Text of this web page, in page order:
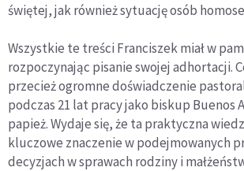
świętej, jak również sytuację osób
Wszystkie te treści Franciszek miał w
rozpoczynając pisanie swojej adhortacji.
przecież ogromne doświadczenie
podczas 21 lat pracy jako biskup Buenos
papież. Wydaje się, że ta praktyczna
kluczowe znaczenie w podejmowanych
decyzjach w sprawach rodziny i